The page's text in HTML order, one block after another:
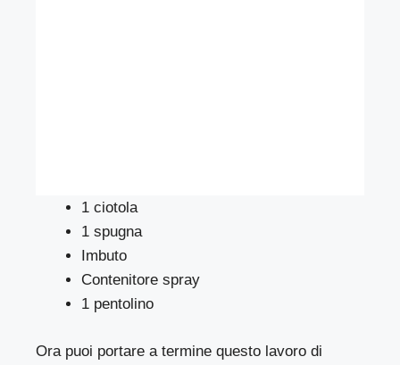
1 ciotola
1 spugna
Imbuto
Contenitore spray
1 pentolino
Ora puoi portare a termine questo lavoro di